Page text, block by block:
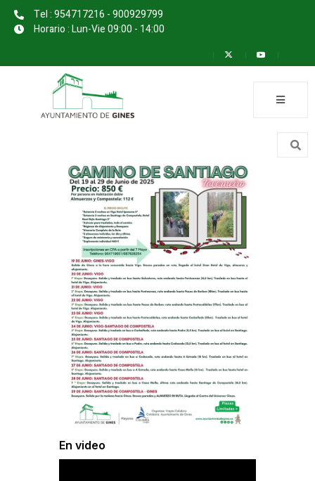
Tel : 954717216 - 900929799
Horario : Lun-Vie 09:00 - 14:00
En video